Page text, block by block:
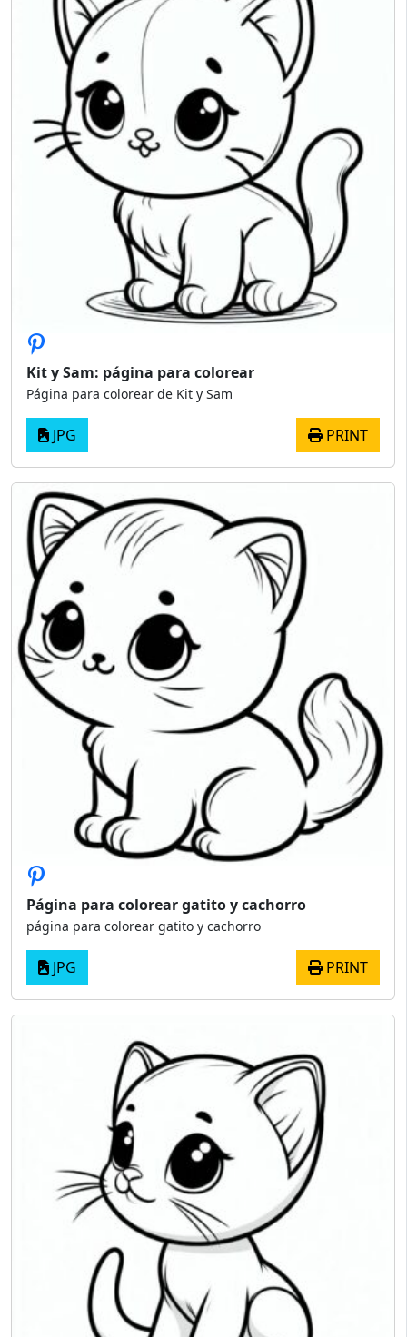
Kit y Sam: página para colorear
Página para colorear de Kit y Sam
JPG PRINT
Página para colorear gatito y cachorro
página para colorear gatito y cachorro
JPG PRINT